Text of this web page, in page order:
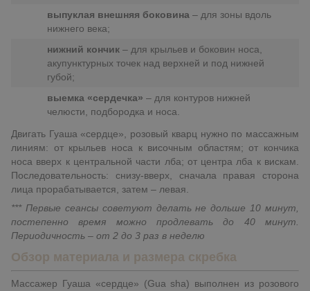
выпуклая внешняя боковина – для зоны вдоль
нижнего века;
нижний кончик – для крыльев и боковин носа,
акупунктурных точек над верхней и под нижней
губой;
выемка «сердечка» – для контуров нижней
челюсти, подбородка и носа.
Двигать Гуаша «сердце», розовый кварц нужно по массажным
линиям: от крыльев носа к височным областям; от кончика
носа вверх к центральной части лба; от центра лба к вискам.
Последовательность: снизу-вверх, сначала правая сторона
лица прорабатывается, затем – левая.
*** Первые сеансы советуют делать не дольше 10 минут,
постепенно время можно продлевать до 40 минут.
Периодичность – от 2 до 3 раз в неделю
Обзор материала и размера скребка
Массажер Гуаша «сердце» (Gua sha) выполнен из розового